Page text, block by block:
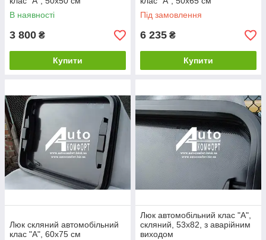
В наявності
3 800 ₴
Купити
Під замовлення
6 235 ₴
Купити
Люк скляний автомобільний
клас "А", 60х75 см
Люк автомобільний клас "А",
скляний, 53х82, з аварійним
виходом